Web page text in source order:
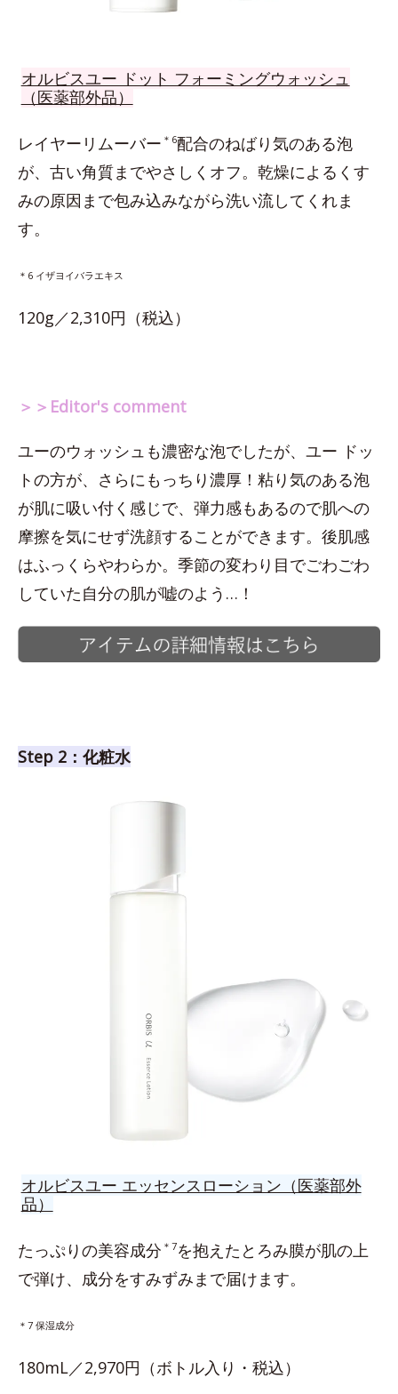
オルビスユー ドット フォーミングウォッシュ
（医薬部外品）
レイヤーリムーバー ＊6配合のねばり気のある泡
が、古い角質までやさしくオフ。乾燥によるくす
みの原因まで包み込みながら洗い流してくれま
す。
＊6 イザヨイバラエキス
120g／2,310円（税込）
＞＞Editor's comment
ユーのウォッシュも濃密な泡でしたが、ユー ドッ
トの方が、さらにもっちり濃厚！粘り気のある泡
が肌に吸い付く感じで、弾力感もあるので肌への
摩擦を気にせず洗顔することができます。後肌感
はふっくらやわらか。季節の変わり目でごわごわ
していた自分の肌が嘘のよう…！
Step 2：化粧水
オルビスユー エッセンスローション（医薬部外
品）
たっぷりの美容成分 ＊7を抱えたとろみ膜が肌の上
で弾け、成分をすみずみまで届けます。
＊7 保湿成分
180mL／2,970円（ボトル入り・税込）